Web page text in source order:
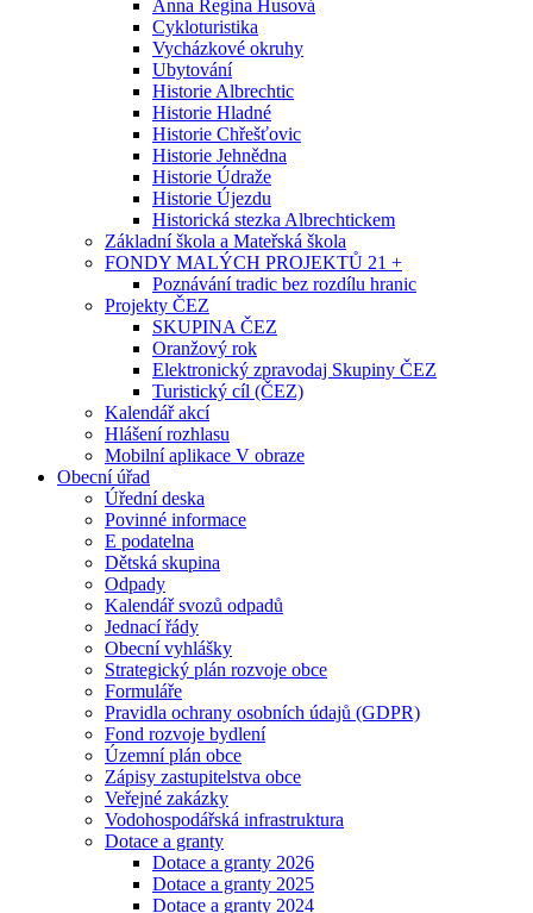
Anna Regina Husová
Cykloturistika
Vycházkové okruhy
Ubytování
Historie Albrechtic
Historie Hladné
Historie Chřešťovic
Historie Jehnědna
Historie Údraže
Historie Újezdu
Historická stezka Albrechtickem
Základní škola a Mateřská škola
FONDY MALÝCH PROJEKTŮ 21 +
Poznávání tradic bez rozdílu hranic
Projekty ČEZ
SKUPINA ČEZ
Oranžový rok
Elektronický zpravodaj Skupiny ČEZ
Turistický cíl (ČEZ)
Kalendář akcí
Hlášení rozhlasu
Mobilní aplikace V obraze
Obecní úřad
Úřední deska
Povinné informace
E podatelna
Dětská skupina
Odpady
Kalendář svozů odpadů
Jednací řády
Obecní vyhlášky
Strategický plán rozvoje obce
Formuláře
Pravidla ochrany osobních údajů (GDPR)
Fond rozvoje bydlení
Územní plán obce
Zápisy zastupitelstva obce
Veřejné zakázky
Vodohospodářská infrastruktura
Dotace a granty
Dotace a granty 2026
Dotace a granty 2025
Dotace a granty 2024